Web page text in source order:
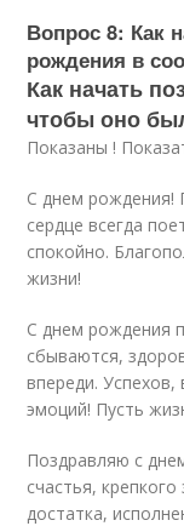
Вопрос 8: Как
рождения в
Как начать
чтобы оно
Показаны !
С днем рождения!
сердце всегда
спокойно.
жизни!
С днем рождения
сбываются,
впереди.
эмоций! Пусть
Поздравляю с
счастья,
достатка,